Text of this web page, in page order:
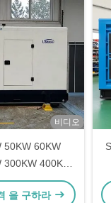
비디오
50KW 60KW
400KW
전기 판매
을 구하라